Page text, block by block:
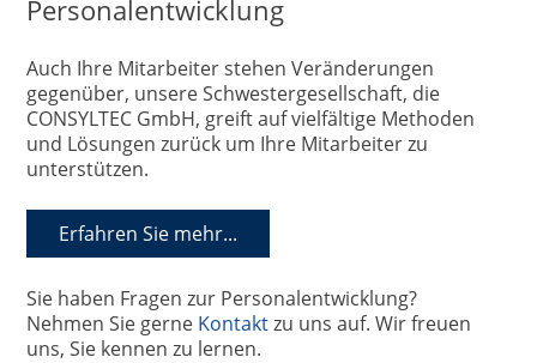
Personalentwicklung
Auch Ihre Mitarbeiter stehen Veränderungen
gegenüber, unsere Schwestergesellschaft, die
CONSYLTEC GmbH, greift auf vielfältige Methoden
und Lösungen zurück um Ihre Mitarbeiter zu
unterstützen.
Erfahren Sie mehr...
Sie haben Fragen zur Personalentwicklung?
Nehmen Sie gerne Kontaktzu uns auf. Wir freuen
uns, Sie kennen zu lernen.